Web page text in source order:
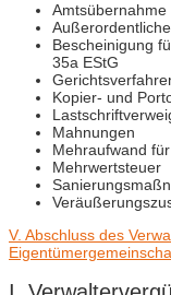
Amtsübernahme
Bescheinigung
35a EStG
Kopier- und
Mahnungen
Mehraufwand
Mehrwertsteuer
V. Abschluss des